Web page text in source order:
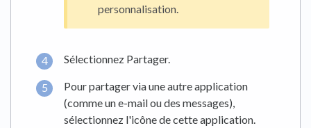
personnalisation.
Sélectionnez Partager.
Pour partager via une autre application
(comme un e-mail ou des messages),
sélectionnez l'icône de cette application.